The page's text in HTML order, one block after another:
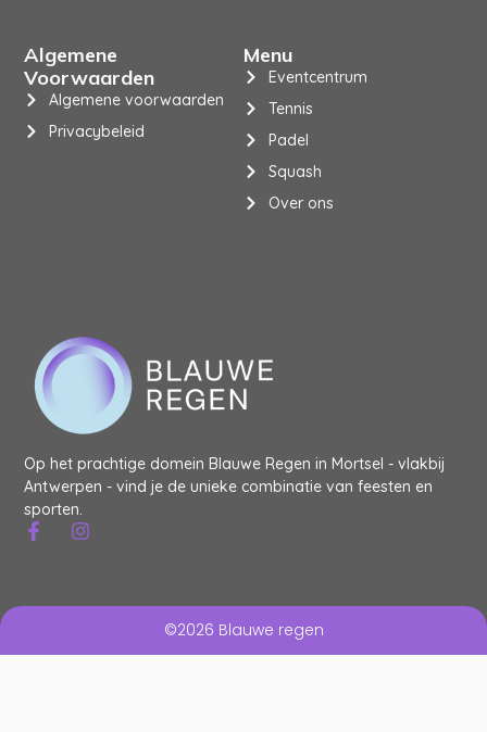
Op het prachtige domein Blauwe Regen in Mortsel - vlakbij
Antwerpen - vind je de unieke combinatie van feesten en
sporten.
Menu
Eventcentrum
Tennis
Padel
Squash
Over ons
Algemene
Voorwaarden
Algemene voorwaarden
Privacybeleid
©2026 Blauwe regen